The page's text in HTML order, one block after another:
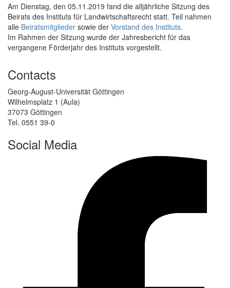
Am Dienstag, den 05.11.2019 fand die alljährliche Sitzung des
Beirats des Instituts für Landwirtschaftsrecht statt. Teil nahmen
alle Beiratsmitglieder sowie der Vorstand des Instituts.
Im Rahmen der Sitzung wurde der Jahresbericht für das
vergangene Förderjahr des Instituts vorgestellt.
Contacts
Georg-August-Universität Göttingen
Wilhelmsplatz 1 (Aula)
37073 Göttingen
Tel. 0551 39-0
Social Media